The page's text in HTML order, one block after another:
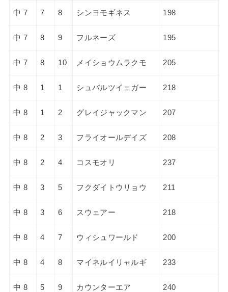
中 7 7 8 シンヨモギネス 198
中 7 8 9 フルネーズ 195
中 7 8 10 メイショウムラクモ 205
中 8 1 1 シュバルツイェガー 218
中 8 1 2 グレイジャックマン 207
中 8 2 3 フライオールデイズ 208
中 8 2 4 コスモオリ 237
中 8 3 5 フクダイトウリョウ 211
中 8 3 6 スウェアー 218
中 8 4 7 ウィシュワールド 200
中 8 4 8 マイネルイリャルギ 233
中 8 5 9 カウンターエア 240